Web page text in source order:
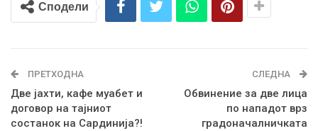
Сподели
ПРЕТХОДНА
Две јахти, кафе муабет и
договор на тајниот
состанок на Сардинија?!
СЛЕДНА
Обвинение за две лица
по нападот врз
градоначалничката